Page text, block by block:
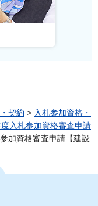
契約 > 入札参加資格・
入札参加資格審査申請
加資格審査申請【建設